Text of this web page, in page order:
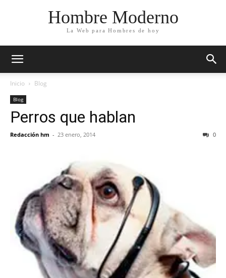
Hombre Moderno
La Web para Hombres de hoy
Inicio Blog
Blog
Perros que hablan
Redacción hm - 23 enero, 2014 0